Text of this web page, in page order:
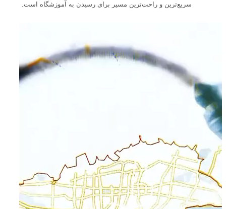
سریع‌ترین و راحت‌ترین مسیر برای رسیدن به آموزشگاه است.